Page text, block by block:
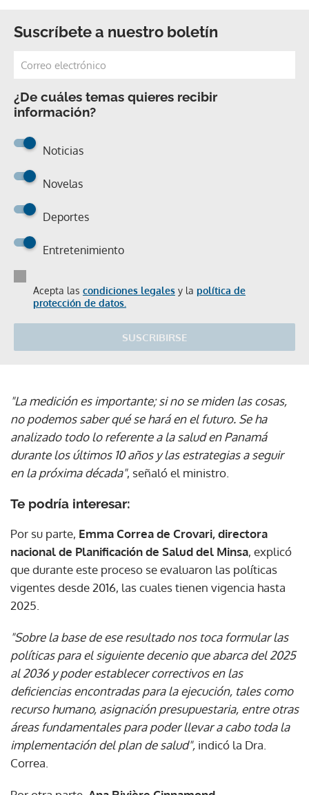
Suscríbete a nuestro boletín
¿De cuáles temas quieres recibir
información?
Noticias
Novelas
Deportes
Entretenimiento
Acepta las condiciones legales y la política de
protección de datos.
SUSCRIBIRSE
"La medición es importante; si no se miden las cosas,
no podemos saber qué se hará en el futuro. Se ha
analizado todo lo referente a la salud en Panamá
durante los últimos 10 años y las estrategias a seguir
en la próxima década", señaló el ministro.
Te podría interesar:
Por su parte, Emma Correa de Crovari, directora
nacional de Planificación de Salud del Minsa, explicó
que durante este proceso se evaluaron las políticas
vigentes desde 2016, las cuales tienen vigencia hasta
2025.
"Sobre la base de ese resultado nos toca formular las
políticas para el siguiente decenio que abarca del 2025
al 2036 y poder establecer correctivos en las
deficiencias encontradas para la ejecución, tales como
recurso humano, asignación presupuestaria, entre otras
áreas fundamentales para poder llevar a cabo toda la
implementación del plan de salud", indicó la Dra.
Correa.